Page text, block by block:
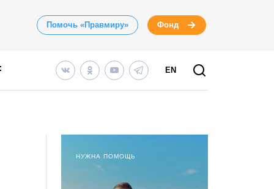
Помочь «Правмиру» Фонд
EN
НУЖНА ПОМОЩЬ